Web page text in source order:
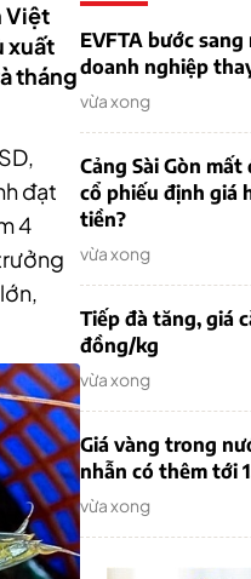
Việt
xuất
tháng
đạt
4
EVFTA bước
doanh nghiệp
vừa xong
Cảng Sài Gòn
cổ phiếu định giá
tiền?
vừa xong
Tiếp đà tăng, giá
đồng/kg
vừa xong
Giá vàng trong
nhẫn có thêm tới
vừa xong